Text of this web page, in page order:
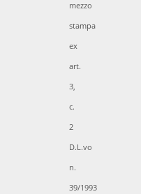
mezzo
stampa
ex
art.
3,
c.
2
D.L.vo
n.
39/1993